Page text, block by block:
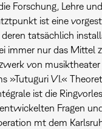
Forschung, Lehre
ist eine
tatsächlich
immer nur das Mittel
von
»Tutuguri VI.«
ist die
Fragen
mt dem